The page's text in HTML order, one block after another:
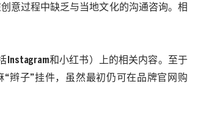
意过程中缺乏与当地文化的沟通咨询。相
Instagram和小红书）上的相关内容。至于
辫子”挂件，虽然最初仍可在品牌官网购